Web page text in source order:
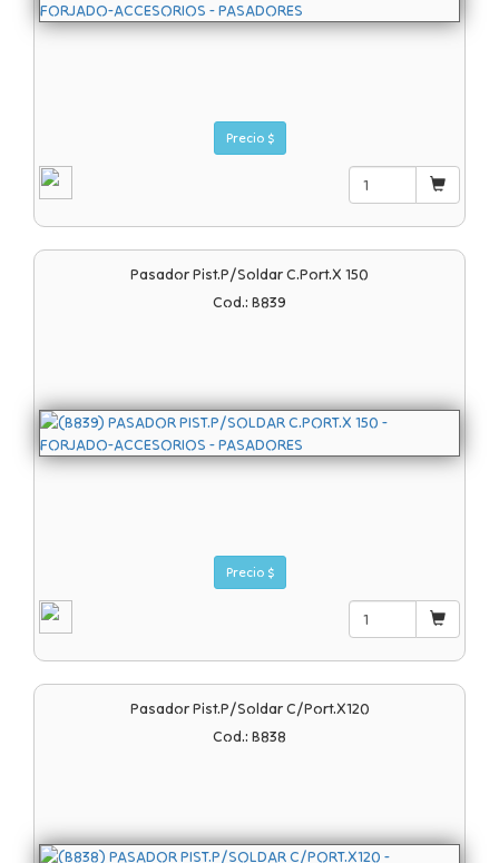
Precio $
Pasador Pist.p/soldar C.port.x 150
Cod.: B839
Precio $
Pasador Pist.p/soldar C/port.x120
Cod.: B838